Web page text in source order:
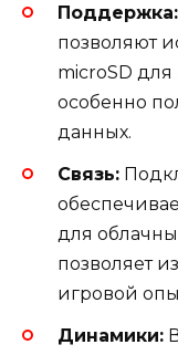
Поддержка:
позволяют
microSD
особенно
данных.
Связь:
для
позволяет
игровой
Динамики: